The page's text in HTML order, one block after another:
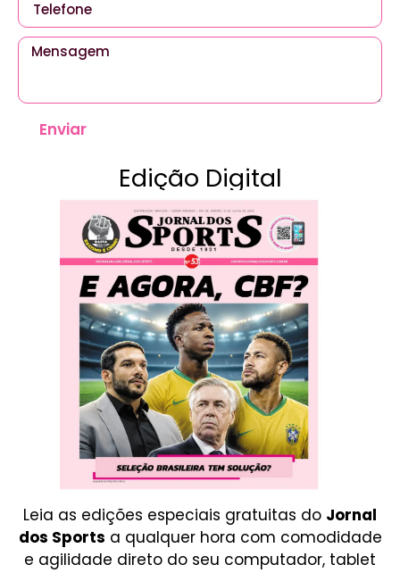
Enviar
Edição Digital
Leia as edições especiais gratuitas do Jornal
dos Sports a qualquer hora com comodidade
e agilidade direto do seu computador, tablet